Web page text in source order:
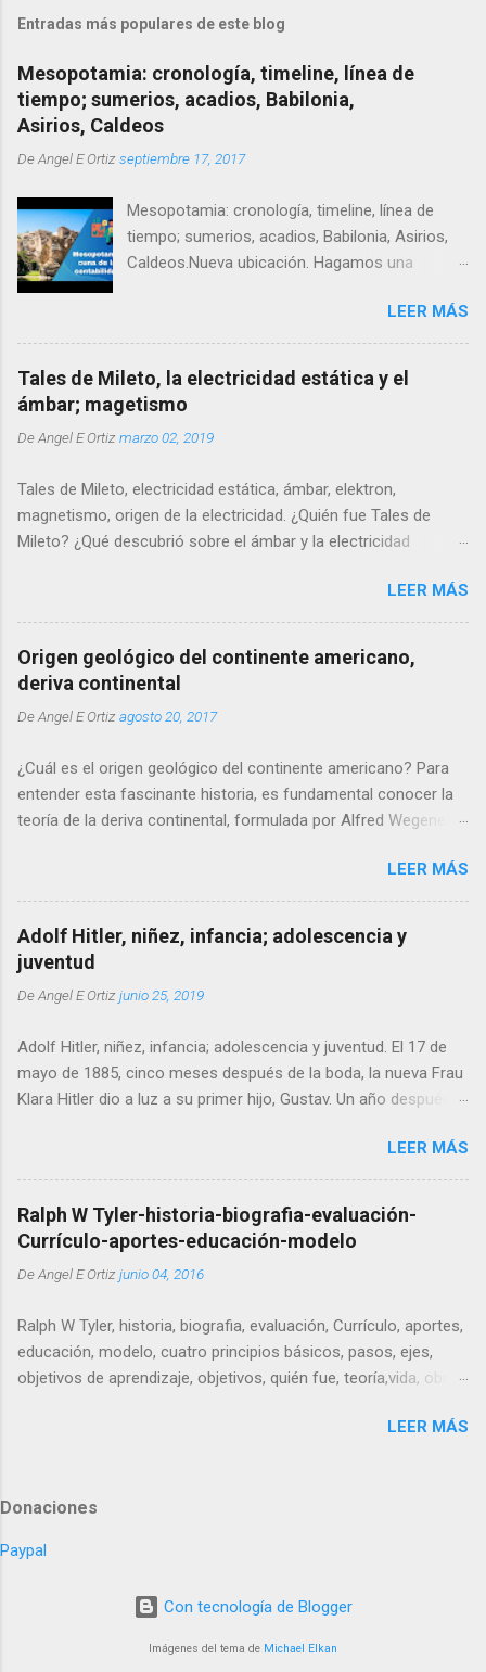
Entradas más populares de este blog
Mesopotamia: cronología, timeline, línea de
tiempo; sumerios, acadios, Babilonia,
Asirios, Caldeos
DeAngel E Ortiz septiembre 17, 2017
Mesopotamia: cronología, timeline, línea de
tiempo; sumerios, acadios, Babilonia, Asirios,
Caldeos.Nueva ubicación. Hagamos una
de tiempo que nos permita resumir y entender
su evolución cultural en contexto.
LEER MÁS
Tales de Mileto, la electricidad estática y el
ámbar; magetismo
DeAngel E Ortiz marzo 02, 2019
Tales de Mileto, electricidad estática, ámbar, elektron,
magnetismo, origen de la electricidad. ¿Quién fue Tales de
Mileto? ¿Qué descubrió sobre el ámbar y la electricidad
influyó Mileto en su pensamiento? ¿Cuál es el origen
etimológico de la palabra electricidad? ¿Por qué pasaron más
de 2.000 años antes de que alguien continuara sus ideas?
LEER MÁS
Origen geológico del continente americano,
deriva continental
DeAngel E Ortiz agosto 20, 2017
¿Cuál es el origen geológico del continente americano? Para
entender esta fascinante historia, es fundamental conocer la
teoría de la deriva continental, formulada por Alfred Wegener
años atrás, cuando la superficie terrestre estaba unificada en
un solo supercontinente conocido como Pangea. Aunque
Pangea no fue el único supercontinente en la historia del
planeta, sí fue el último en existir antes de que los continentes
comenzaran a desplazarse hacia sus ubicaciones actuales.
Nos situamos al final del Paleozoico y al comienzo del
la configuración de los continentes tal como los conocemos
hoy. En ese entonces, el territorio que hoy conocemos como
América del Norte y América del Sur formaba parte de un
tocaban directamente, conectando lo que actualmente son
México, Costa Rica y las zonas septentrionales de Colo...
LEER MÁS
Adolf Hitler, niñez, infancia; adolescencia y
juventud
DeAngel E Ortiz junio 25, 2019
Adolf Hitler, niñez, infancia; adolescencia y juventud. El 17 de
mayo de 1885, cinco meses después de la boda, la nueva Frau
Klara Hitler dio a luz a su primer hijo, Gustav. Un año después,
invierno de 1887–8, la difteria golpeó a la familia Hitler,
causando la muerte de Gustav (8 de diciembre) e Ida (2 de
enero).
LEER MÁS
Ralph W Tyler-historia-biografia-evaluación-
Currículo-aportes-educación-modelo
DeAngel E Ortiz junio 04, 2016
Ralph W Tyler, historia, biografia, evaluación, Currículo, aportes,
educación, modelo, cuatro principios básicos, pasos, ejes,
objetivos de aprendizaje, objetivos, quién fue, teoría,vida, obra.
trabajó el diseño curricular y la evaluación como sus temas
secundario de 1965. Nació el 22 de abril de 1902 en Chicago,
cuales solo 4 llegaron a la edad adulta), en un hogar donde su
luego decide ingresar al seminario y ejercer de ministro
LEER MÁS
Donaciones
Paypal
Con tecnología de Blogger
Imágenes del tema de Michael Elkan